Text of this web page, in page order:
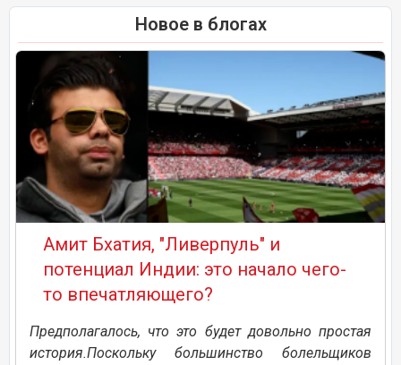
Новое в блогах
Амит Бхатия, "Ливерпуль" и
потенциал Индии: это начало чего-
то впечатляющего?
Предполагалось, что это будет довольно простая
история.Поскольку большинство болельщиков